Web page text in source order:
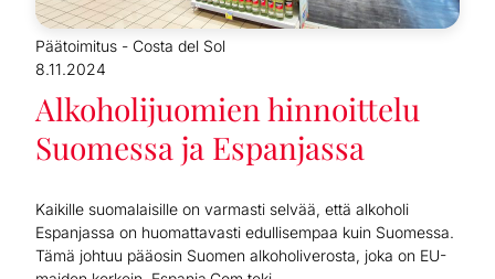
Päätoimitus - Costa del Sol
8.11.2024
Alkoholijuomien hinnoittelu
Suomessa ja Espanjassa
Kaikille suomalaisille on varmasti selvää, että alkoholi
Espanjassa on huomattavasti edullisempaa kuin Suomessa.
Tämä johtuu pääosin Suomen alkoholiverosta, joka on EU-